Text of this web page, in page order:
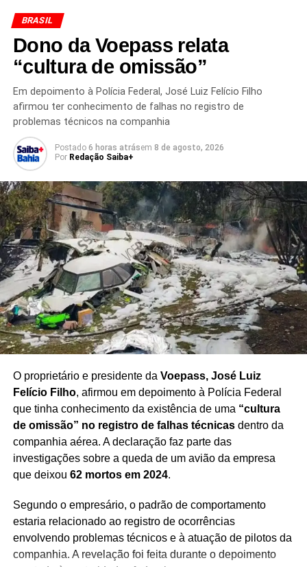
PRIMEIROS SOCORROS
TORCEDOR MORRE
TRAGÉDIA DURANTE JOGO
VÍDEO CHAMADA SAMU
PRÓXIMO
Menino morre após acidente com trave em
quadra
Estudantes baianos representam o Brasil na
Espanha
BRASIL
Dono da Voepass relata
“cultura de omissão”
Em depoimento à Polícia Federal, José Luiz Felício Filho
afirmou ter conhecimento de falhas no registro de
problemas técnicos na companhia
Postado 6 horas atrásem 8 de agosto, 2026
Por Redação Saiba+
O proprietário e presidente da Voepass, José Luiz
Felício Filho, afirmou em depoimento à Polícia Federal
que tinha conhecimento da existência de uma “cultura
de omissão” no registro de falhas técnicasdentro da
companhia aérea. A declaração faz parte das
investigações sobre a queda de um avião da empresa
que deixou 62 mortos em 2024.
Segundo o empresário, o padrão de comportamento
estaria relacionado ao registro de ocorrências
envolvendo problemas técnicos e à atuação de pilotos da
companhia. A revelação foi feita durante o depoimento